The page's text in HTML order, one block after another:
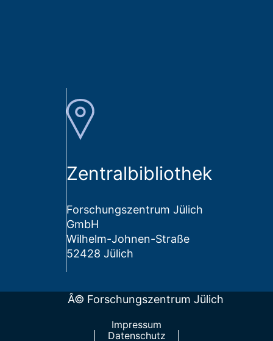
Zentralbibliothek
Forschungszentrum Jülich
GmbH
Wilhelm-Johnen-Straße
52428 Jülich
Â© Forschungszentrum Jülich
Impressum
Datenschutz